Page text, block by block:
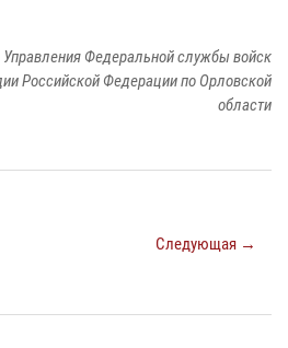
Федеральной службы войск
Российской Федерации по Орловской
области
Следующая →